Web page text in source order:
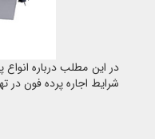
در این مطلب درباره
شرایط اجاره پرده فون در